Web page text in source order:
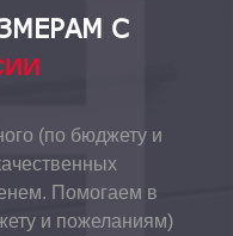
С
(по бюджету и
Помогаем в
и пожеланиям)